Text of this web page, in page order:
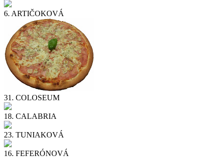
6. ARTIČOKOVÁ
31. COLOSEUM
18. CALABRIA
23. TUNIAKOVÁ
16. FEFERÓNOVÁ